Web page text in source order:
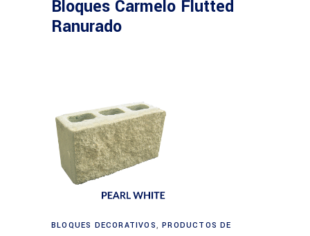
Bloques Carmelo Flutted
Ranurado
BLOQUES DECORATIVOS,PRODUCTOS DE